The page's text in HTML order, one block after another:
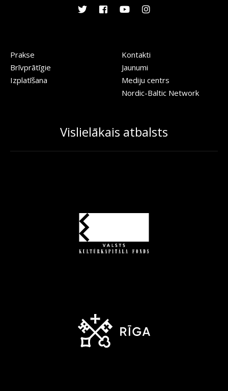
Prakse
Brīvprātīgie
Izplatīšana
Kontakti
Jaunumi
Mediju centrs
Nordic-Baltic Network
Vislielākais atbalsts